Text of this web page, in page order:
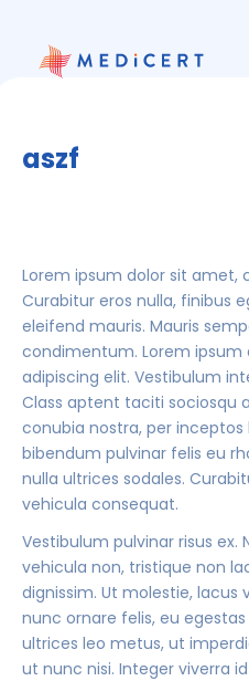
aszf
Lorem ipsum dolor sit amet,
Curabitur eros nulla, finibus
eleifend mauris. Mauris
condimentum. Lorem
adipiscing elit. Vestibulum
Class aptent taciti sociosqu
conubia nostra, per inceptos
bibendum pulvinar felis eu
nulla ultrices sodales.
vehicula consequat.
Vestibulum pulvinar risus ex.
vehicula non, tristique non
dignissim. Ut molestie,
nunc ornare felis, eu
ultrices leo metus, ut
ut nunc nisi. Integer viverra